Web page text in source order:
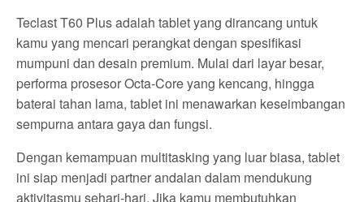
Teclast T60 Plus adalah tablet yang dirancang untuk
kamu yang mencari perangkat dengan spesifikasi
mumpuni dan desain premium. Mulai dari layar besar,
performa prosesor Octa-Core yang kencang, hingga
baterai tahan lama, tablet ini menawarkan keseimbangan
sempurna antara gaya dan fungsi.
Dengan kemampuan multitasking yang luar biasa, tablet
ini siap menjadi partner andalan dalam mendukung
aktivitasmu sehari-hari. Jika kamu membutuhkan